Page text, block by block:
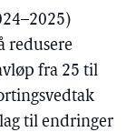
redusere
fra 25 til
til endringer